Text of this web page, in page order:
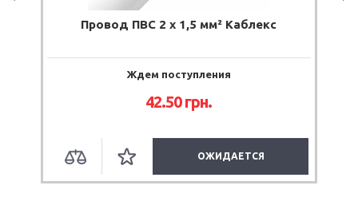
Провод ПВ-1 4 мм² черный ЗЗЦМ
Ждем поступления
23.50
ОЖИДАЕТСЯ